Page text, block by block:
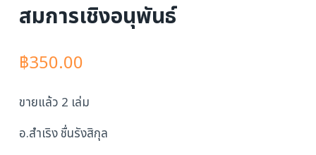
สมการเชิงอนุพันธ์
฿350.00
ขายแล้ว 2 เล่ม
อ.สำเริง ชื่นรังสิกุล